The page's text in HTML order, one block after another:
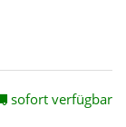
sofort verfügbar